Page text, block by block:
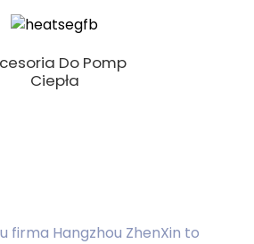
Do Pomp
Ciepła
firma Hangzhou ZhenXin to